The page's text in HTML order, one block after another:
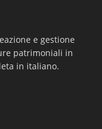
e gestione
patrimoniali in
in italiano.